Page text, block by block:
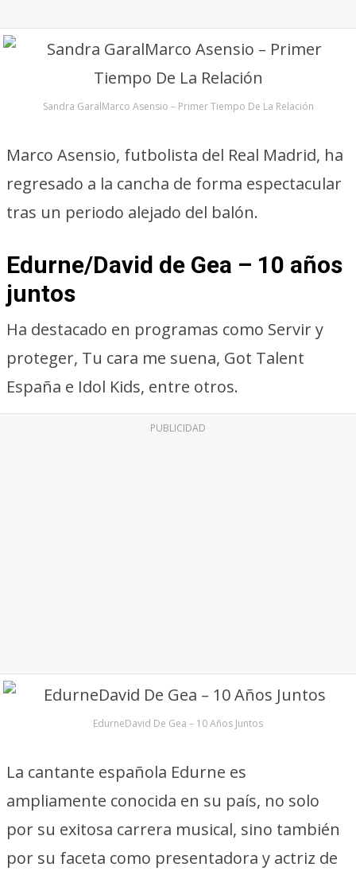
Sandra GaralMarco Asensio – Primer Tiempo De La Relación
Marco Asensio, futbolista del Real Madrid, ha
regresado a la cancha de forma espectacular
tras un periodo alejado del balón.
Edurne/David de Gea – 10 años
juntos
Ha destacado en programas como Servir y
proteger, Tu cara me suena, Got Talent
España e Idol Kids, entre otros.
PUBLICIDAD
EdurneDavid De Gea – 10 Años Juntos
La cantante española Edurne es
ampliamente conocida en su país, no solo
por su exitosa carrera musical, sino también
por su faceta como presentadora y actriz de